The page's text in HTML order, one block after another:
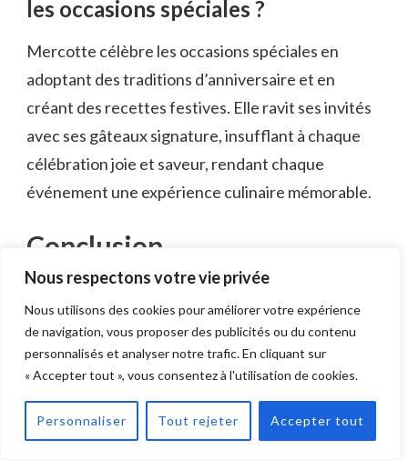
Nous respectons votre vie privée
Nous utilisons des cookies pour améliorer votre expérience
de navigation, vous proposer des publicités ou du contenu
personnalisés et analyser notre trafic. En cliquant sur
« Accepter tout », vous consentez à l'utilisation de cookies.
Personnaliser Tout rejeter Accepter tout
les occasions spéciales ?
Mercotte célèbre les occasions spéciales en
adoptant des traditions d’anniversaire et en
créant des recettes festives. Elle ravit ses invités
avec ses gâteaux signature, insufflant à chaque
célébration joie et saveur, rendant chaque
événement une expérience culinaire mémorable.
Conclusion
Dans le monde en constante évolution de la
pâtisserie, Mercotte reste unchef-d’œuvre
intemporel , son âge restant entouré de mystère
comme un soufflé parfaitement cuit. Alors que les
murmures de curiosité sur son année de naissance
tourbillonnent, c’est sa passion, sa créativité et